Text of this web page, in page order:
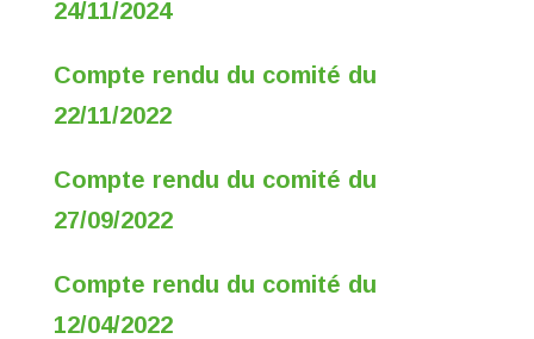
24/11/2024
Compte rendu du comité du
22/11/2022
Compte rendu du comité du
27/09/2022
Compte rendu du comité du
12/04/2022